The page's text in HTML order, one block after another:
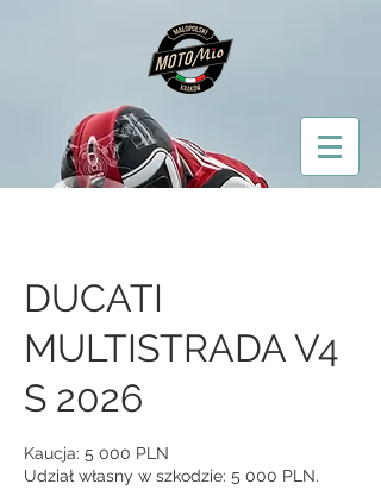
DUCATI
MULTISTRADA V4
S 2026
Kaucja: 5 000 PLN
Udział własny w szkodzie: 5 000 PLN.